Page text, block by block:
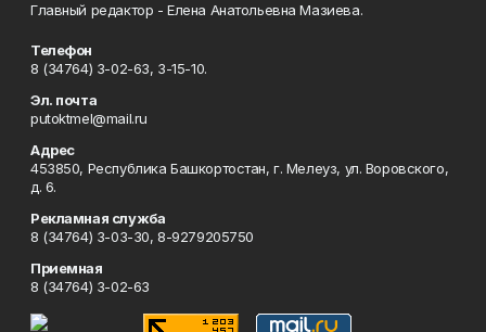
Главный редактор - Елена Анатольевна Мазиева.
Телефон
8 (34764) 3-02-63, 3-15-10.
Эл. почта
putoktmel@mail.ru
Адрес
453850, Республика Башкортостан, г. Мелеуз, ул. Воровского,
д. 6.
Рекламная служба
8 (34764) 3-03-30, 8-9279205750
Приемная
8 (34764) 3-02-63